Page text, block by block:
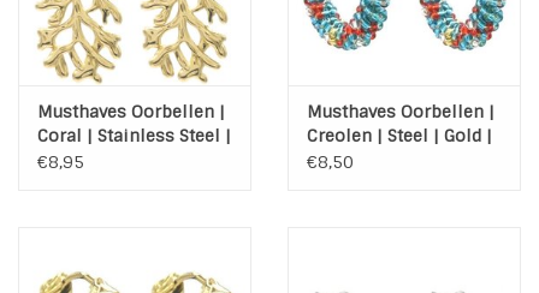
Musthaves Oorbellen |
Coral | Stainless Steel |
Gold
€8,95
Musthaves Oorbellen |
Creolen | Steel | Gold |
Colorfull
€8,50